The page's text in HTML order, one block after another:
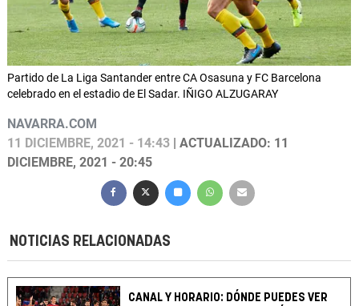
Partido de La Liga Santander entre CA Osasuna y FC Barcelona
celebrado en el estadio de El Sadar. IÑIGO ALZUGARAY
NAVARRA.COM
11 DICIEMBRE, 2021 - 14:43 | ACTUALIZADO: 11
DICIEMBRE, 2021 - 20:45
NOTICIAS RELACIONADAS
CANAL Y HORARIO: DÓNDE PUEDES VER